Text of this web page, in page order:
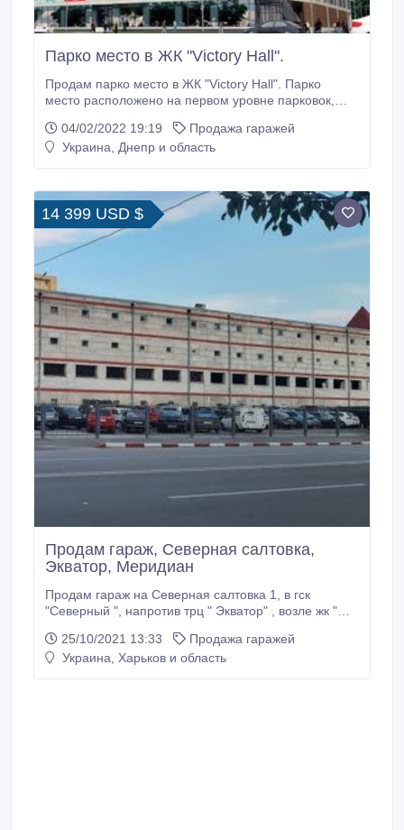
Парко место в ЖК "Victory Hall".
Продам парко место в ЖК "Victory Hall". Парко
место расположено на первом уровне парковок,
Пожарная сигнализация, круглосуточное
освещение, въезд/выезд по номеру телефона
04/02/2022 19:19
Продажа гаражей
Украина, Днепр и область
14 399 USD $
Продам гараж, Северная салтовка,
Экватор, Меридиан
Продам гараж на Северная салтовка 1, в гск
"Северный ", напротив трц " Экватор" , возле жк "
видеонаблюдение, автоматическая система
пожаротушения. Удобный заезд в любое время
25/10/2021 13:33
Продажа гаражей
Украина, Харьков и область